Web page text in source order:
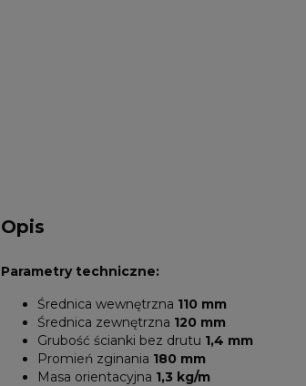
Opis
Parametry techniczne:
Średnica wewnętrzna 110 mm
Średnica zewnętrzna 120 mm
Grubość ścianki bez drutu 1,4 mm
Promień zginania 180 mm
Masa orientacyjna 1,3 kg/m